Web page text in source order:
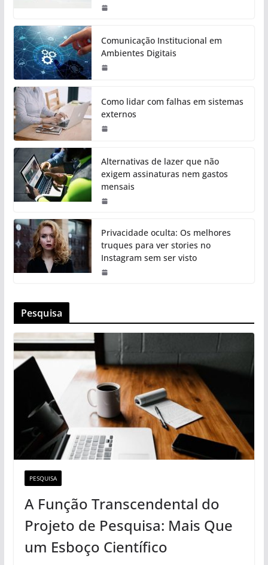
Comunicação Institucional em
Ambientes Digitais
Como lidar com falhas em sistemas
externos
Alternativas de lazer que não
exigem assinaturas nem gastos
mensais
Privacidade oculta: Os melhores
truques para ver stories no
Instagram sem ser visto
Pesquisa
PESQUISA
A Função Transcendental do
Projeto de Pesquisa: Mais Que
um Esboço Científico